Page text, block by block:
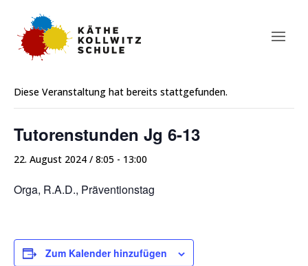
« Alle Veranstaltungen
Diese Veranstaltung hat bereits stattgefunden.
Tutorenstunden Jg 6-13
22. August 2024 / 8:05 - 13:00
Orga, R.A.D., Präventionstag
Zum Kalender hinzufügen